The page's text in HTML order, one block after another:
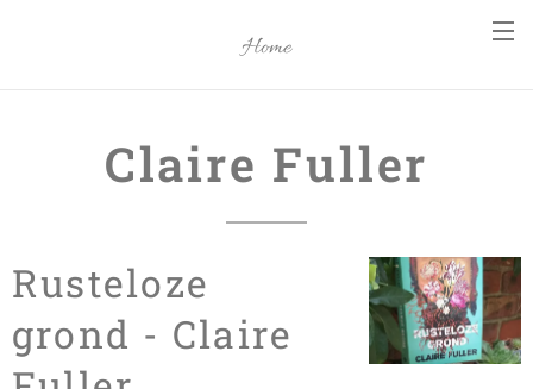
Home
Claire Fuller
Rusteloze
grond - Claire